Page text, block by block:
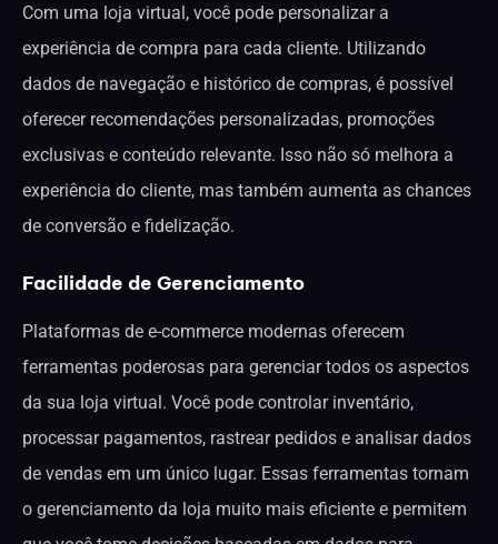
Com uma loja virtual, você pode personalizar a
experiência de compra para cada cliente. Utilizando
dados de navegação e histórico de compras, é possível
oferecer recomendações personalizadas, promoções
exclusivas e conteúdo relevante. Isso não só melhora a
experiência do cliente, mas também aumenta as chances
de conversão e fidelização.
Facilidade de Gerenciamento
Plataformas de e-commerce modernas oferecem
ferramentas poderosas para gerenciar todos os aspectos
da sua loja virtual. Você pode controlar inventário,
processar pagamentos, rastrear pedidos e analisar dados
de vendas em um único lugar. Essas ferramentas tornam
o gerenciamento da loja muito mais eficiente e permitem